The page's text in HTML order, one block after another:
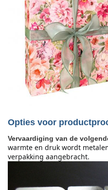
Opties voor
Vervaardiging van de
warmte en druk wordt
verpakking aangebracht.